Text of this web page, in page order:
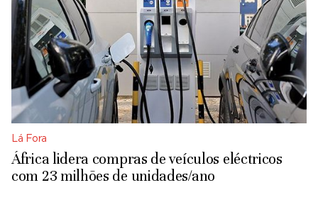
Lá Fora
África lidera compras de veículos eléctricos
com 23 milhões de unidades/ano